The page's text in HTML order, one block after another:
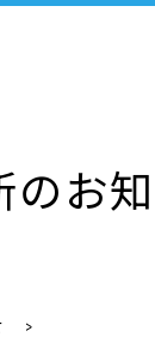
のお